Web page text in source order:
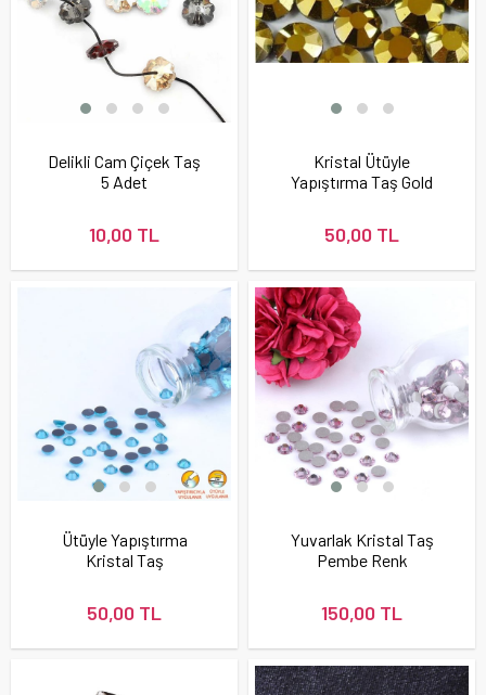
Delikli Cam Çiçek Taş
5 Adet
10,00 TL
Kristal Ütüyle
Yapıştırma Taş Gold
50,00 TL
Ütüyle Yapıştırma
Kristal Taş
50,00 TL
Yuvarlak Kristal Taş
Pembe Renk
150,00 TL